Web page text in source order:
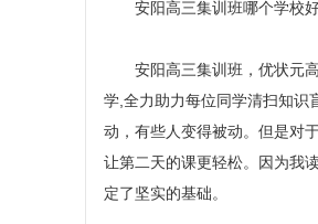
安阳高三集训班哪个学校
安阳高三集训班，优状元高
学,全力助力每位同学清扫知识
动，有些人变得被动。但是对
让第二天的课更轻松。因为我
定了坚实的基础。